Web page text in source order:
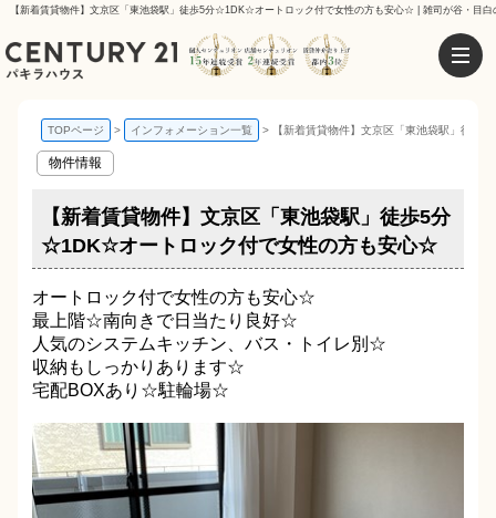
【新着賃貸物件】文京区「東池袋駅」徒歩5分☆1DK☆オートロック付で女性の方も安心☆ | 雑司が谷・目白
TOPページ インフォメーション一覧 【新着賃貸物件】文京区「東池袋駅」徒
物件情報
【新着賃貸物件】文京区「東池袋駅」徒歩5分
☆1DK☆オートロック付で女性の方も安心☆
オートロック付で女性の方も安心☆
最上階☆南向きで日当たり良好☆
人気のシステムキッチン、バス・トイレ別☆
収納もしっかりあります☆
宅配BOXあり☆駐輪場☆